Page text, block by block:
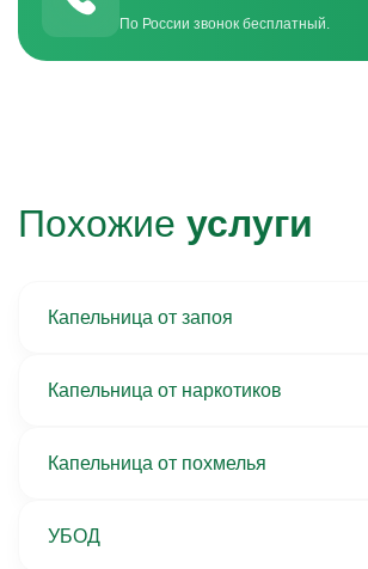
По России звонок бесплатный.
Похожие услуги
Капельница от запоя
Капельница от наркотиков
Капельница от похмелья
УБОД